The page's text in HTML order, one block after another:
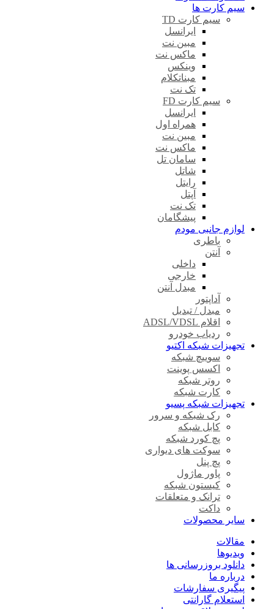
سیم کارت ها
سیم کارت TD
ایرانسل
مبین نت
ماکس نت
وینکس
مبناتکلام
تک نت
سیم کارت FD
ایرانسل
همراه اول
مبین نت
ماکس نت
سامان تل
شاتل
رایتل
آپتل
تک نت
پیشگامان
لوازم جانبی مودم
باطری
آنتن
داخلی
خارجی
مبدل آنتن
آداپتور
مبدل / تبدیل
اقلام ADSL/VDSL
ردیاب خودرو
تجهیزات شبکه اکتیو
سوییچ شبکه
اکسس پوینت
روتر شبکه
کارت شبکه
تجهیزات شبکه پسیو
رک شبکه و سرور
کابل شبکه
پچ کورد شبکه
سوکت های دیواری
پچ پنل
پاور ماژول
کیستون شبکه
ترانک و متعلقات
داکت
سایر محصولات
مقالات
ویدیوها
دانلود بروزرسانی ها
درباره ما
پیگیری سفارشات
استعلام گارانتی